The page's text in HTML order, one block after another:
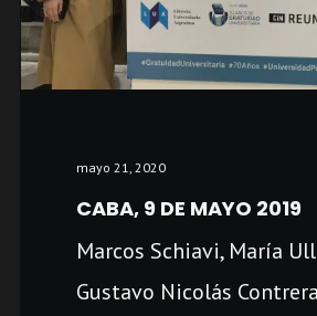
mayo 21, 2020
CABA, 9 DE MAYO 2019
Marcos Schiavi, María
Gustavo Nicolás